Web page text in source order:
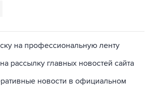
на профессиональную ленту
рассылку главных новостей сайта
новости в официальном